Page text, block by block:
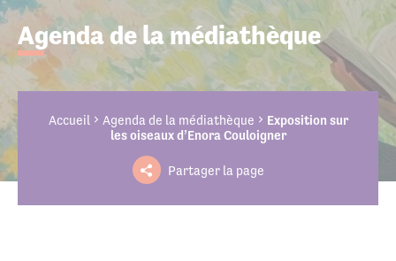
Agenda de la médiathèque
Accueil Agenda de la médiathèque
Exposition sur
les oiseaux d’Enora Couloigner
Partager la page